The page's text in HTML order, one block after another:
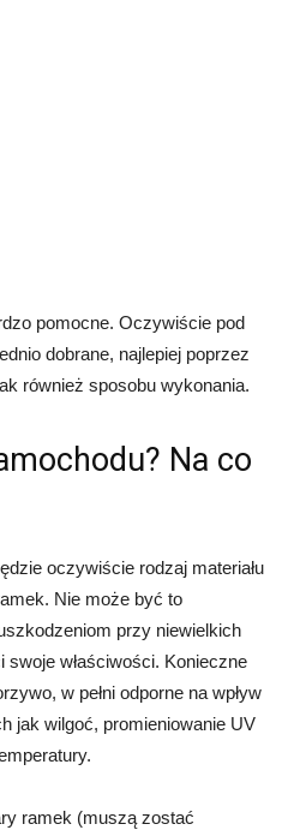
pomocne. Oczywiście pod
dobrane, najlepiej poprzez
również sposobu wykonania.
Na co
oczywiście rodzaj materiału
Nie może być to
przy niewielkich
właściwości. Konieczne
w pełni odporne na wpływ
jak wilgoć, promieniowanie UV
ramek (muszą zostać